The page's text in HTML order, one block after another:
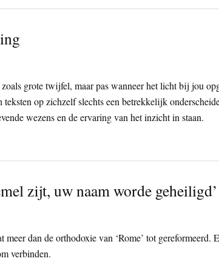
grote twijfel, maar pas wanneer het licht bij jou
op zichzelf slechts een betrekkelijk
wezens en de ervaring van het inzicht in staan.
zijt, uw naam worde geheiligd’
meer dan de orthodoxie van ‘Rome’ tot gereformeerd.
verbinden.